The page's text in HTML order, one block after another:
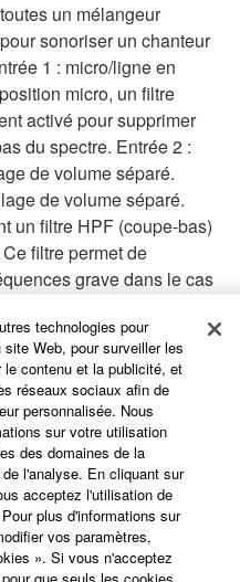
un mélangeur
sonoriser un chanteur
1 : micro/ligne en
micro, un filtre
activé pour supprimer
du spectre. Entrée 2 :
de volume séparé.
de volume séparé.
un filtre HPF (coupe-bas)
filtre permet de
grave dans le cas
LINK : renvoie le mix
(daisy chain) ou, en
droit vers une autre
en stéréo (LINK
technologies pour
Web, pour surveiller les
contenu et la publicité, et
réseaux sociaux afin de
personnalisée. Nous
sur votre utilisation
des domaines de la
l'analyse. En cliquant sur
acceptez l'utilisation de
plus d'informations sur
vos paramètres,
». Si vous n'acceptez